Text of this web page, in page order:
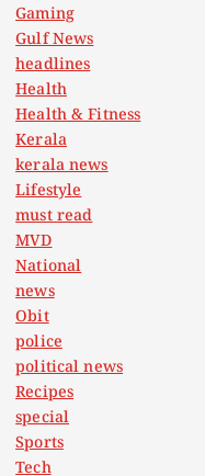
Gaming
Gulf News
headlines
Health
Health & Fitness
Kerala
kerala news
Lifestyle
must read
MVD
National
news
Obit
police
political news
Recipes
special
Sports
Tech